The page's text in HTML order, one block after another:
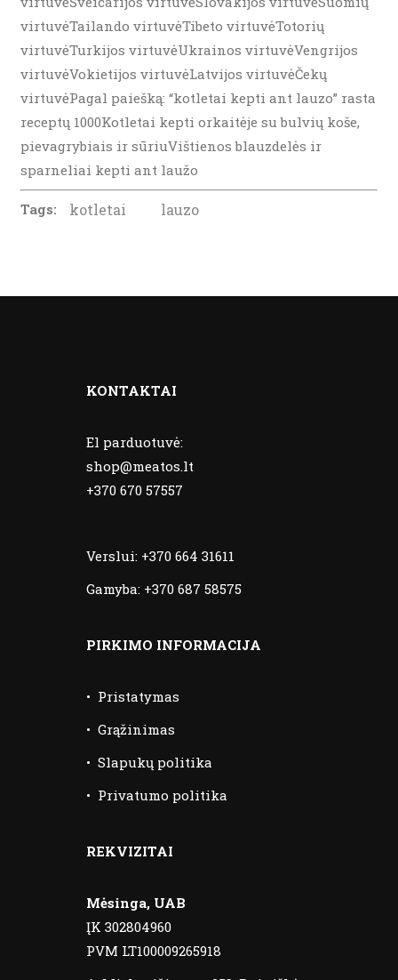
virtuvėTailando virtuvėTibeto virtuvėTotorių
virtuvėTurkijos virtuvėUkrainos virtuvėVengrijos
virtuvėVokietijos virtuvėLatvijos virtuvėČekų
virtuvėPagal paiešką: “kotletai kepti ant lauzo” rasta
receptų 1000Kotletai kepti orkaitėje su bulvių koše,
pievagrybiais ir sūriuVištienos blauzdelės ir
sparneliai kepti ant laužo
Tags: kotletai lauzo
KONTAKTAI
El parduotuvė:
shop@meatos.lt
+370 670 57557
Verslui: +370 664 31611
Gamyba: +370 687 58575
PIRKIMO INFORMACIJA
• Pristatymas
• Grąžinimas
• Slapukų politika
• Privatumo politika
REKVIZITAI
Mėsinga, UAB
ĮK 302804960
PVM LT100009265918